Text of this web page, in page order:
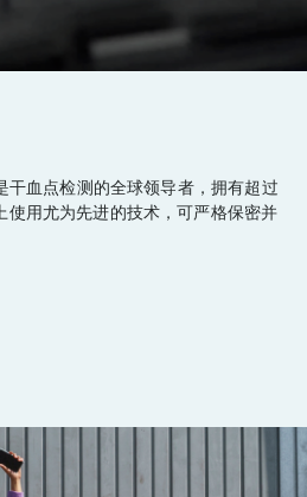
血点检测的全球领导者，拥有超过
使用尤为先进的技术，可严格保密并